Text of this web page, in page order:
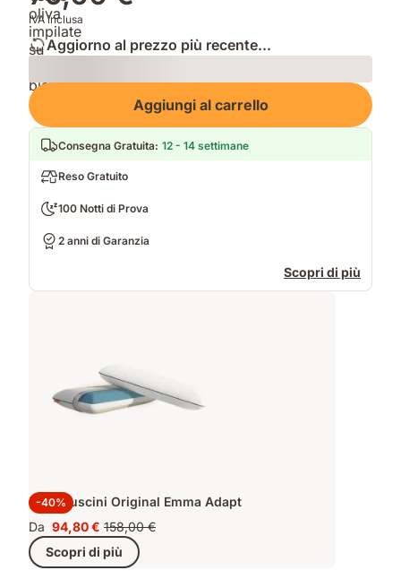
IVA inclusa
Aggiorno al prezzo più recente...
Loading
Aggiungi al carrello
Consegna Gratuita: 12 - 14 settimane
Reso Gratuito
100 Notti di Prova
2 anni di Garanzia
Scopri di più
-40%
Kit 2 Cuscini Original Emma Adapt
Da Prezzo
94,80 €
94,80 € Prezzo
originale
158,00 €
158,00 €
Scopri di più